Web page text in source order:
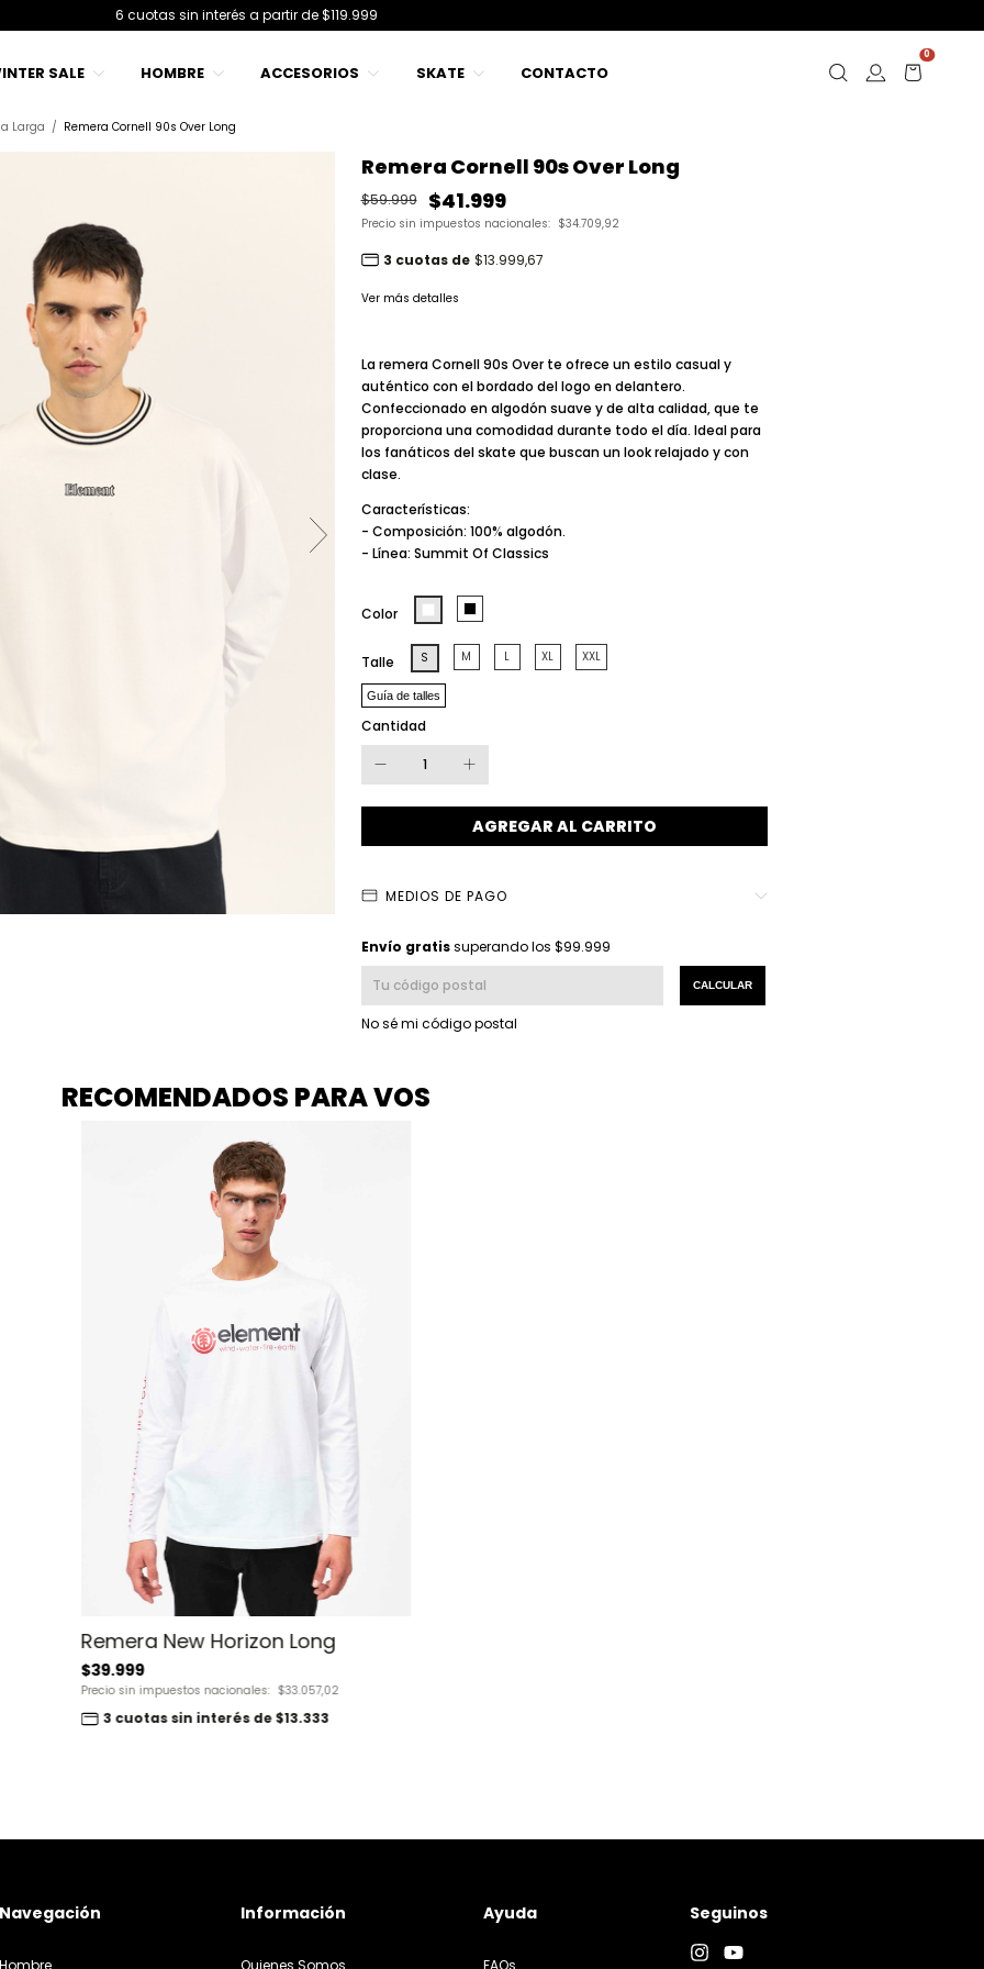
12 cuotas sin interés a partir de $249.999
SALE HOMBRE ACCESORIOS SKATE CONTACTO
0
Larga / Remera Cornell 90s Over Long
Remera Cornell 90s Over Long
$59.999 $41.999
Precio sin impuestos nacionales: $34.709,92
3 cuotas de $13.999,67
Ver más detalles
La remeraCornell 90s Overte ofrece un estilo casual y
auténtico con el bordado del logo en delantero.
Confeccionado en algodón suave y de alta calidad, que te
proporciona una comodidad durante todo el día. Ideal para
los fanáticos del skate que buscan un look relajado y con
clase.
Características:
- Composición: 100% algodón.
- Línea: Summit Of Classics
Color
Talle S M L XL XXL
Guía de talles
Cantidad
MEDIOS DE PAGO
Envío gratis
$99.999
Envío gratissuperando los $99.999
CALCULAR
No sé mi código postal
RECOMENDADOS PARA VOS
Remera New Horizon Long
$39.999
Precio sin impuestos nacionales: $33.057,02
3 cuotas sin interés de $13.333
Información
Quienes Somos
Ayuda
FAQs
Seguinos